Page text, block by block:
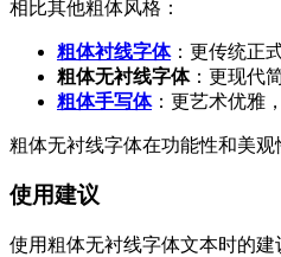
相比其他粗体风格：
粗体衬线字体：更传统正
粗体无衬线字体：更现代
粗体手写体：更艺术优雅
粗体无衬线字体在功能性和美观
使用建议
使用粗体无衬线字体文本时的建